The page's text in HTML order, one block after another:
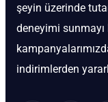
şeyin üzerinde
deneyimi
indirimlerden